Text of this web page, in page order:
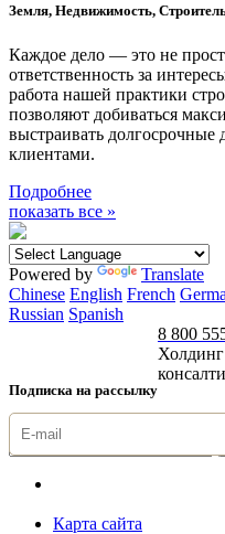
Земля, Недвижимость,
Каждое дело — это не
ответственность за
работа нашей практики
позволяют добиваться
выстраивать
клиентами.
Подробнее
показать все »
Powered by
Translate
Chinese English French
Russian Spanish
Подписка на рассылку
8 800
Карта сайта